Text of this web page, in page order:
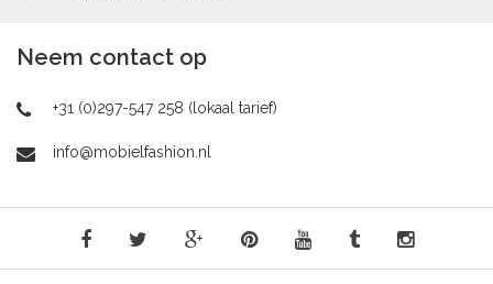
Neem contact op
+31 (0)297-547 258 (lokaal tarief)
info@mobielfashion.nl